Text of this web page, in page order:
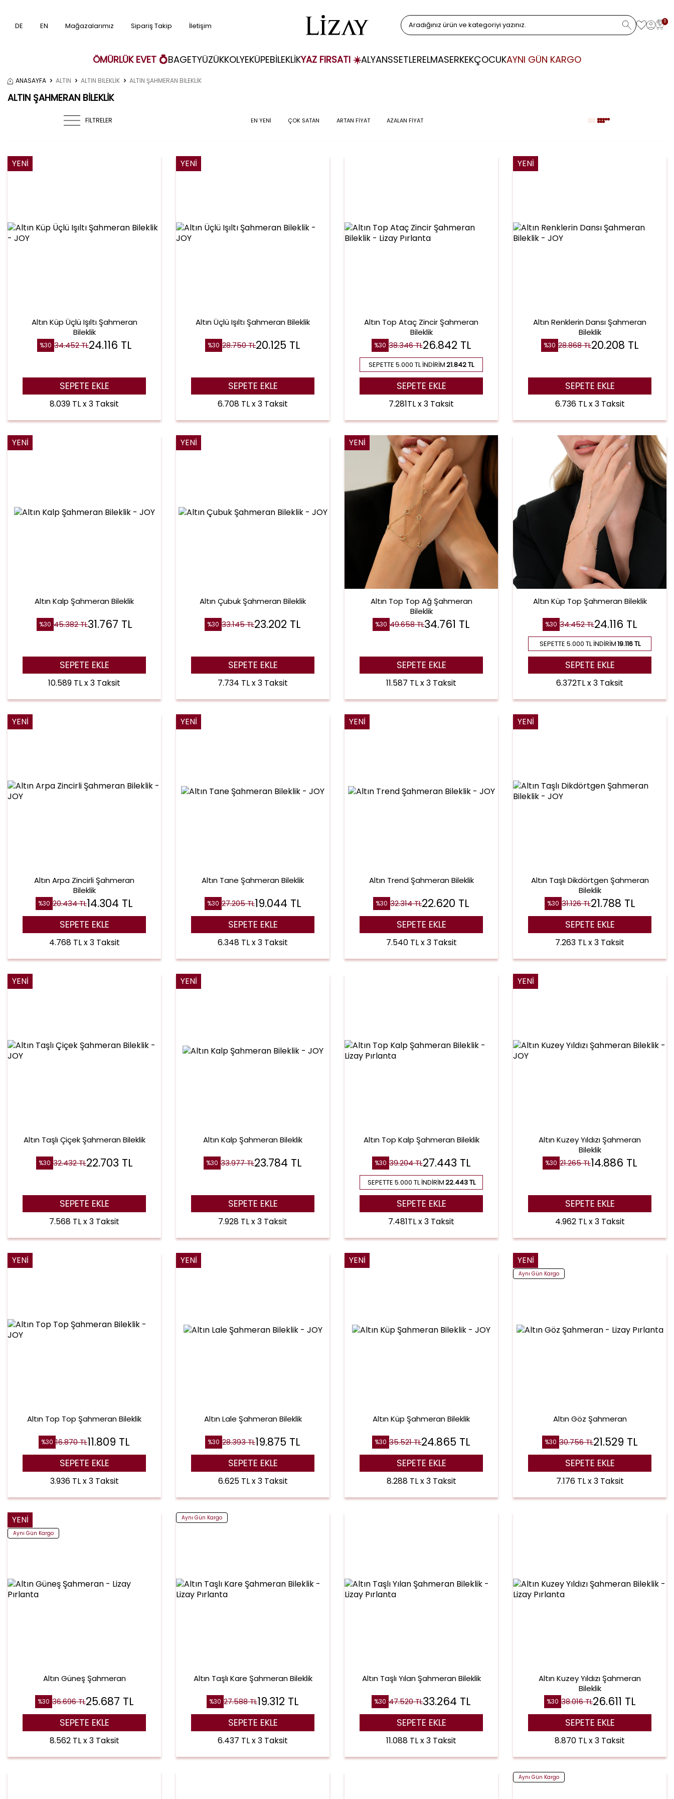
DE EN Mağazalarımız Sipariş Takip İletişim 0
ÖMÜRLÜK EVET 💍BAGETYÜZÜKKOLYEKÜPEBİLEKLİKYAZ FIRSATI ☀️ALYANSSETLERELMASERKEKÇOCUKAYNI GÜN KARGO
ANASAYFA ALTIN ALTIN BİLEKLİK ALTIN ŞAHMERAN BİLEKLİK
ALTIN ŞAHMERAN BİLEKLİK
FİLTRELER EN YENİ ÇOK SATAN ARTAN FİYAT AZALAN FİYAT
YENI
Altın Küp Üçlü Işıltı Şahmeran
Bileklik
%30 34.452TL24.116 TL
SEPETE EKLE
8.039 TL x 3 Taksit
YENI
Altın Üçlü Işıltı Şahmeran Bileklik
%30 28.750TL20.125 TL
SEPETE EKLE
6.708 TL x 3 Taksit
Altın Top Ataç Zincir Şahmeran
Bileklik
%30 38.346TL26.842 TL
SEPETTE 5.000 TL İNDIRIM21.842 TL
SEPETE EKLE
7.281TL x 3 Taksit
YENI
Altın Renklerin Dansı Şahmeran
Bileklik
%30 28.868TL20.208 TL
SEPETE EKLE
6.736 TL x 3 Taksit
YENI
Altın Kalp Şahmeran Bileklik
%30 45.382TL31.767 TL
SEPETE EKLE
10.589 TL x 3 Taksit
YENI
Altın Çubuk Şahmeran Bileklik
%30 33.145TL23.202 TL
SEPETE EKLE
7.734 TL x 3 Taksit
YENI
Altın Top Top Ağ Şahmeran
Bileklik
%30 49.658TL34.761 TL
SEPETE EKLE
11.587 TL x 3 Taksit
Altın Küp Top Şahmeran Bileklik
%30 34.452TL24.116 TL
SEPETTE 5.000 TL İNDIRIM19.116 TL
SEPETE EKLE
6.372TL x 3 Taksit
YENI
Altın Arpa Zincirli Şahmeran
Bileklik
%30 20.434TL14.304 TL
SEPETE EKLE
4.768 TL x 3 Taksit
YENI
Altın Tane Şahmeran Bileklik
%30 27.205TL19.044 TL
SEPETE EKLE
6.348 TL x 3 Taksit
YENI
Altın Trend Şahmeran Bileklik
%30 32.314TL22.620 TL
SEPETE EKLE
7.540 TL x 3 Taksit
YENI
Altın Taşlı Dikdörtgen Şahmeran
Bileklik
%30 31.126TL21.788 TL
SEPETE EKLE
7.263 TL x 3 Taksit
YENI
Altın Taşlı Çiçek Şahmeran Bileklik
%30 32.432TL22.703 TL
SEPETE EKLE
7.568 TL x 3 Taksit
YENI
Altın Kalp Şahmeran Bileklik
%30 33.977TL23.784 TL
SEPETE EKLE
7.928 TL x 3 Taksit
Altın Top Kalp Şahmeran Bileklik
%30 39.204TL27.443 TL
SEPETTE 5.000 TL İNDIRIM22.443 TL
SEPETE EKLE
7.481TL x 3 Taksit
YENI
Altın Kuzey Yıldızı Şahmeran
Bileklik
%30 21.265TL14.886 TL
SEPETE EKLE
4.962 TL x 3 Taksit
YENI
Altın Top Top Şahmeran Bileklik
%30 16.870TL11.809 TL
SEPETE EKLE
3.936 TL x 3 Taksit
YENI
Altın Lale Şahmeran Bileklik
%30 28.393TL19.875 TL
SEPETE EKLE
6.625 TL x 3 Taksit
YENI
Altın Küp Şahmeran Bileklik
%30 35.521TL24.865 TL
SEPETE EKLE
8.288 TL x 3 Taksit
YENI
Aynı Gün Kargo
Altın Göz Şahmeran
%30 30.756TL21.529 TL
SEPETE EKLE
7.176 TL x 3 Taksit
YENI
Aynı Gün Kargo
Altın Güneş Şahmeran
%30 36.696TL25.687 TL
SEPETE EKLE
8.562 TL x 3 Taksit
Aynı Gün Kargo
Altın Taşlı Kare Şahmeran Bileklik
%30 27.588TL19.312 TL
SEPETE EKLE
6.437 TL x 3 Taksit
Altın Taşlı Yılan Şahmeran Bileklik
%30 47.520TL33.264 TL
SEPETE EKLE
11.088 TL x 3 Taksit
Altın Kuzey Yıldızı Şahmeran
Bileklik
%30 38.016TL26.611 TL
SEPETE EKLE
8.870 TL x 3 Taksit
Aynı Gün Kargo